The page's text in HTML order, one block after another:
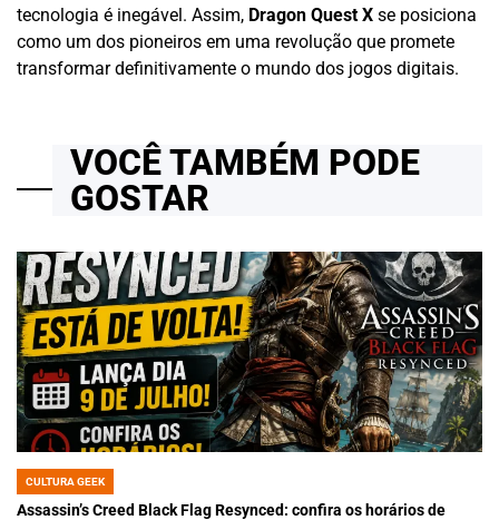
tecnologia é inegável. Assim, Dragon Quest X se posiciona
como um dos pioneiros em uma revolução que promete
transformar definitivamente o mundo dos jogos digitais.
VOCÊ TAMBÉM PODE
GOSTAR
POSTED
IN
CULTURA GEEK
Assassin’s Creed Black Flag Resynced: confira os horários de